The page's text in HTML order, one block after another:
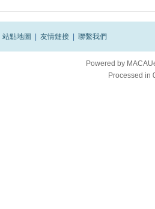
站點地圖 友情鏈接 聯繫我們
Powered by
Processed in